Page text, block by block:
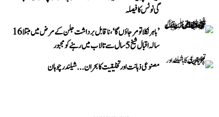
گی نوٹس کا فیصلہ
’باہر نکلا تو مر جاؤں گا‘، ناقابل برداشت جلن کے مرض میں مبتلا 16
سالہ اقبال شیخ 5 سال سے تالاب میں رہنے کو مجبور
مصنوعی ذہانت اور تخلیقیت کا بحران... شیلندر چوہان